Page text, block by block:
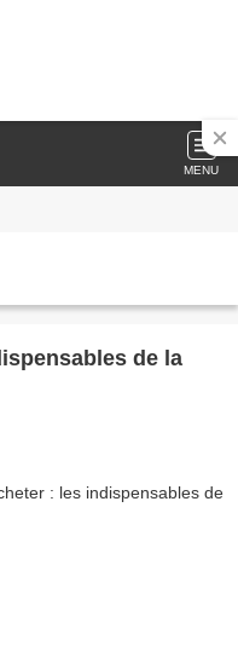
MENU
de la